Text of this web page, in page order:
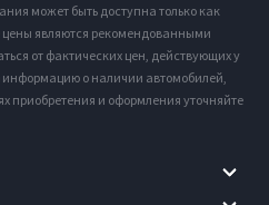
может быть доступна только как
являются рекомендованными
от фактических цен, действующих у
о наличии автомобилей,
приобретения и оформления уточняйте